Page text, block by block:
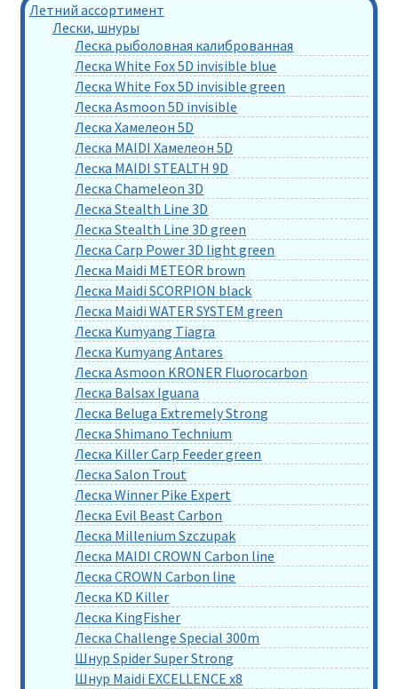
Летний ассортимент
Лески, шнуры
Леска рыболовная калиброванная
Леска White Fox 5D invisible blue
Леска White Fox 5D invisible green
Леска Asmoon 5D invisible
Леска Хамелеон 5D
Леска MAIDI Хамелеон 5D
Леска MAIDI STEALTH 9D
Леска Chameleon 3D
Леска Stealth Line 3D
Леска Stealth Line 3D green
Леска Carp Power 3D light green
Леска Maidi METEOR brown
Леска Maidi SCORPION black
Леска Maidi WATER SYSTEM green
Леска Kumyang Tiagra
Леска Kumyang Antares
Леска Asmoon KRONER Fluorocarbon
Леска Balsax Iguana
Леска Beluga Extremely Strong
Леска Shimano Technium
Леска Killer Carp Feeder green
Леска Salon Trout
Леска Winner Pike Expert
Леска Evil Beast Carbon
Леска Millenium Szczupak
Леска MAIDI CROWN Carbon line
Леска CROWN Carbon line
Леска KD Killer
Леска KingFisher
Леска Challenge Special 300m
Шнур Spider Super Strong
Шнур Maidi EXCELLENCE x8